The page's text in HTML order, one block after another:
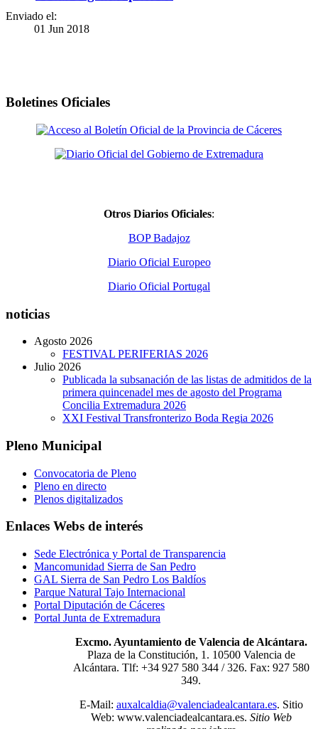
Enviado el:
01 Jun 2018
Boletines Oficiales
Otros Diarios Oficiales:
BOP Badajoz
Diario Oficial Europeo
Diario Oficial Portugal
noticias
Agosto 2026
FESTIVAL PERIFERIAS 2026
Julio 2026
Publicada la subsanación de las listas de admitidos de la
primera quincenadel mes de agosto del Programa
Concilia Extremadura 2026
XXI Festival Transfronterizo Boda Regia 2026
Pleno Municipal
Convocatoria de Pleno
Pleno en directo
Plenos digitalizados
Enlaces Webs de interés
Sede Electrónica y Portal de Transparencia
Mancomunidad Sierra de San Pedro
GAL Sierra de San Pedro Los Baldíos
Parque Natural Tajo Internacional
Portal Diputación de Cáceres
Portal Junta de Extremadura
Excmo. Ayuntamiento de Valencia de Alcántara.
Plaza de la Constitución, 1. 10500 Valencia de
Alcántara. Tlf: +34 927 580 344 / 326. Fax: 927 580
349.
E-Mail: auxalcaldia@valenciadealcantara.es. Sitio
Web: www.valenciadealcantara.es. Sitio Web